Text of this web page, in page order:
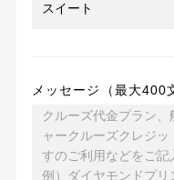
メッセージ（最大400